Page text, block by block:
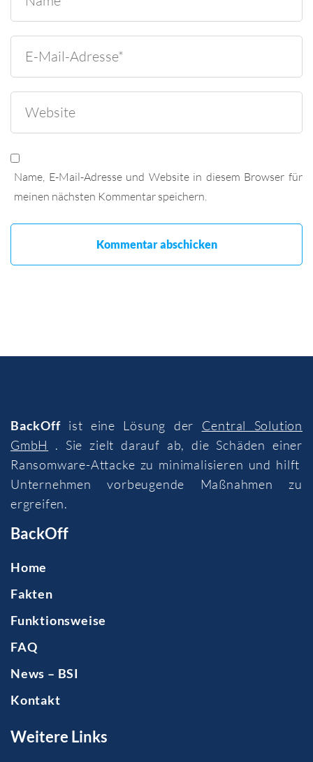
Name, E-Mail-Adresse und Website in diesem Browser für
meinen nächsten Kommentar speichern.
BackOffist eine Lösung der Central Solution
GmbH
. Sie zielt darauf ab, die Schäden einer
Ransomware-Attacke zu minimalisieren und hilft
Unternehmen vorbeugende Maßnahmen zu
ergreifen.
BackOff
Home
Fakten
Funktionsweise
FAQ
News – BSI
Kontakt
Weitere Links